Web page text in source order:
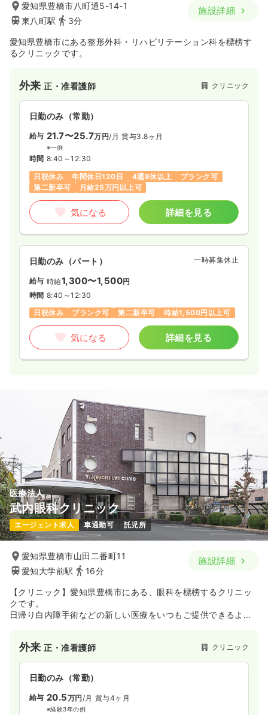
愛知県豊橋市八町通5-14-1
東八町駅
3分
施設詳細
愛知県豊橋市にある整形外科・リハビリテーション科を標榜す
るクリニックです。
外来正・准看護師 クリニック
日勤のみ（常勤）
給与 21.7〜25.7万円/月 賞与3.8ヶ月
※一例
時間 8:40～12:30
日祝休み
年間休日120日 4週8休以上
ブランク可
第二新卒可
月給25万円以上可
気になる 詳細を見る
日勤のみ（パート） 一時募集休止
給与 時給1,300〜1,500円
時間 8:40～12:30
日祝休み
ブランク可 第二新卒可 時給1,500円以上可
気になる 詳細を見る
医療法人
武内眼科クリニック
エージェント求人 車通勤可 託児所
愛知県豊橋市山田二番町11
愛知大学前駅
16分
施設詳細
【クリニック】愛知県豊橋市にある、眼科を標榜するクリニッ
クです。
日帰り白内障手術などの新しい医療をいつもご提供できるよ
外来正・准看護師 クリニック
日勤のみ（常勤）
給与 20.5万円/月 賞与4ヶ月
※経験3年の例